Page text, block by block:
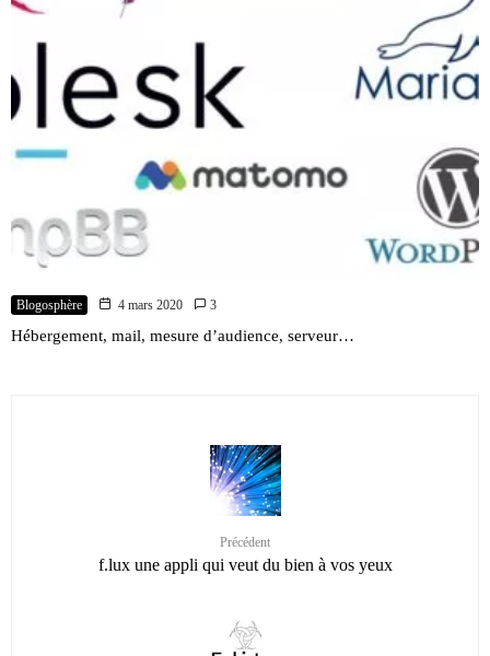
Blogosphère 4 mars 2020 3
Hébergement, mail, mesure d’audience, serveur…
Précédent
f.lux une appli qui veut du bien à vos yeux